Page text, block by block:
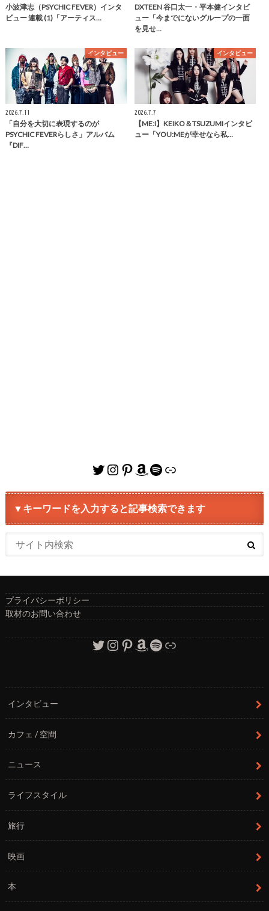
小波津志（PSYCHIC FEVER）インタ
ビュー 連載 (1)「アーティス…
DXTEEN 谷口太一・平本健インタビ
ュー「今までにないグループの一面
を見せ…
インタビュー
2026.7.11
「自分を大切に表現するのが
PSYCHIC FEVERらしさ」アルバム
『DIF…
インタビュー
2026.7.7
【ME:I】KEIKO＆TSUZUMIインタビ
ュー「YOU:MEが幸せなら私…
Twitter
Instagram
Pinterest
Amazon
Spotify
リンク
▼キーワードを入力すると記事検索できます
プライバシーポリシー
取材のお問い合わせ
Twitter
Instagram
Pinterest
Amazon
Spotify
リンク
インタビュー
カフェ / 空間
ニュース
ライフスタイル
旅行
映画
本